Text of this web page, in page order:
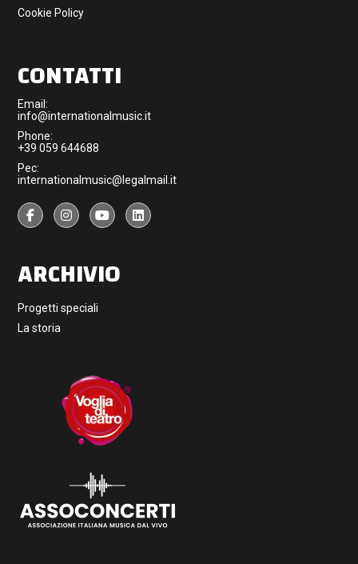
Cookie Policy
CONTATTI
Email:
info@internationalmusic.it
Phone:
+39 059 644688
Pec:
internationalmusic@legalmail.it
ARCHIVIO
Progetti speciali
La storia